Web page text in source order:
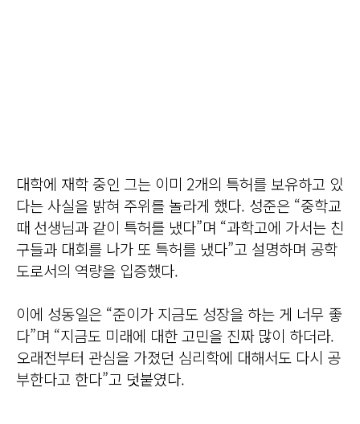
대학에 재학 중인 그는 이미 2개의 특허를 보유하고 있
다는 사실을 밝혀 주위를 놀라게 했다. 성준은 “중학교
때 선생님과 같이 특허를 냈다”며 “과학고에 가서는 친
구들과 대회를 나가 또 특허를 냈다”고 설명하며 공학
도로서의 역량을 입증했다.
이에 성동일은 “준이가 지금도 성장을 하는 게 너무 좋
다”며 “지금도 미래에 대한 고민을 진짜 많이 하더라.
오래전부터 관심을 가졌던 심리학에 대해서도 다시 공
부한다고 한다”고 덧붙였다.